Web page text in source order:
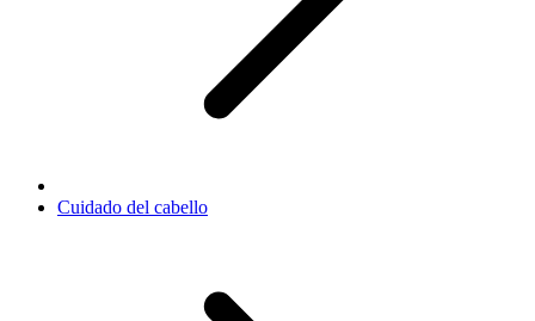
Cuidado del cabello